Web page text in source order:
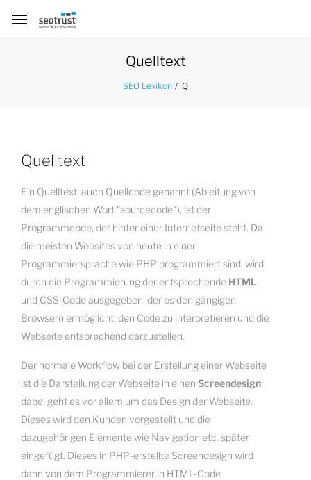
Quelltext
SEO Lexikon Q
Quelltext
Ein Quelltext, auch Quellcode genannt (Ableitung von
dem englischen Wort "sourcecode"), ist der
Programmcode, der hinter einer Internetseite steht. Da
die meisten Websites von heute in einer
Programmiersprache wie PHP programmiert sind, wird
durch die Programmierung der entsprechende HTML
und CSS-Code ausgegeben, der es den gängigen
Browsern ermöglicht, den Code zu interpretieren und die
Webseite entsprechend darzustellen.
Der normale Workflow bei der Erstellung einer Webseite
ist die Darstellung der Webseite in einen Screendesign;
dabei geht es vor allem um das Design der Webseite.
Dieses wird den Kunden vorgestellt und die
dazugehörigen Elemente wie Navigation etc. später
eingefügt. Dieses in PHP-erstellte Screendesign wird
dann von dem Programmierer in HTML-Code